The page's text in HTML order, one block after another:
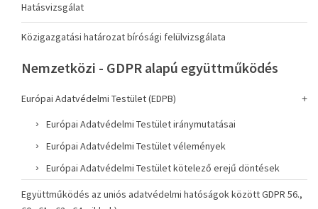
Hatásvizsgálat
Közigazgatási határozat bírósági felülvizsgálata
Nemzetközi - GDPR alapú együttműködés
Európai Adatvédelmi Testület (EDPB)
Európai Adatvédelmi Testület iránymutatásai
Európai Adatvédelmi Testület vélemények
Európai Adatvédelmi Testület kötelező erejű döntések
Együttműködés az uniós adatvédelmi hatóságok között GDPR 56.,